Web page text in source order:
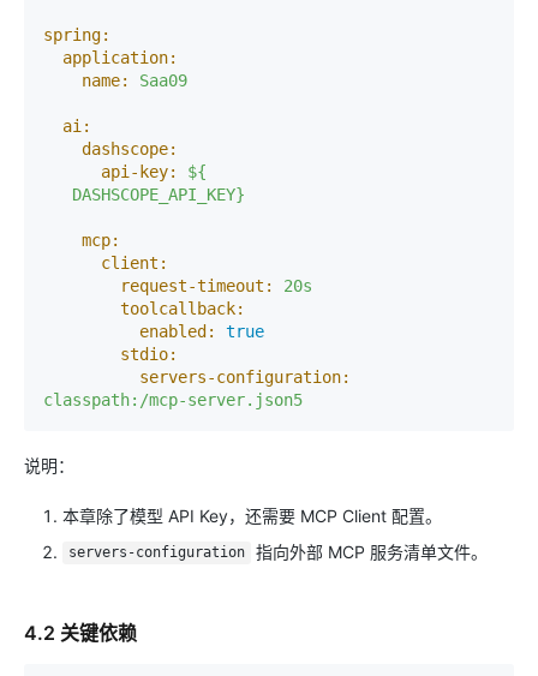
spring:
application:
name:
Saa09
ai:
dashscope:
api-key:
${
DASHSCOPE_API_KEY}
mcp:
client:
request-timeout:
20s
toolcallback:
enabled:
true
stdio:
servers-configuration:
classpath:/mcp-server.json5
说明：
本章除了模型 API Key，还需要 MCP Client 配置。
servers-configuration 指向外部 MCP 服务清单文件。
4.2 关键依赖